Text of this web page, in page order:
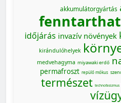
akkumulátorgyártás
időjárás invazív növények
kirándulóhelyek
medvehagyma miyawaki erdő
permafroszt repülő mókus
természet technofasizmus